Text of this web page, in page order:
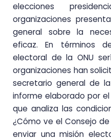
elecciones
organizaciones
general sobre la
eficaz. En términos
electoral de la ONU
organizaciones han
secretario general de
informe elaborado por
que analiza las
¿Cómo ve el Consejo
enviar una misión